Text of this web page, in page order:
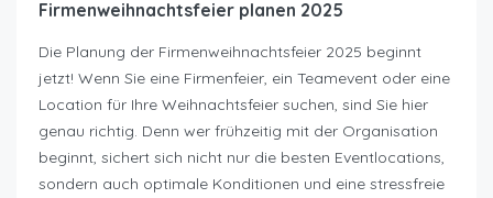
Firmenweihnachtsfeier planen 2025
Die Planung der Firmenweihnachtsfeier 2025 beginnt
jetzt! Wenn Sie eine Firmenfeier, ein Teamevent oder eine
Location für Ihre Weihnachtsfeier suchen, sind Sie hier
genau richtig. Denn wer frühzeitig mit der Organisation
beginnt, sichert sich nicht nur die besten Eventlocations,
sondern auch optimale Konditionen und eine stressfreie